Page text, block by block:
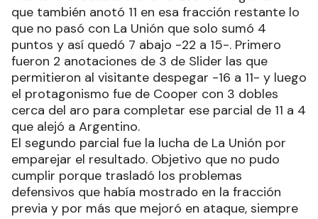
que también anotó 11 en esa fracción restante lo
que no pasó con La Unión que solo sumó 4
puntos y así quedó 7 abajo -22 a 15-. Primero
fueron 2 anotaciones de 3 de Slider las que
permitieron al visitante despegar -16 a 11- y luego
el protagonismo fue de Cooper con 3 dobles
cerca del aro para completar ese parcial de 11 a 4
que alejó a Argentino.
El segundo parcial fue la lucha de La Unión por
emparejar el resultado. Objetivo que no pudo
cumplir porque trasladó los problemas
defensivos que había mostrado en la fracción
previa y por más que mejoró en ataque, siempre